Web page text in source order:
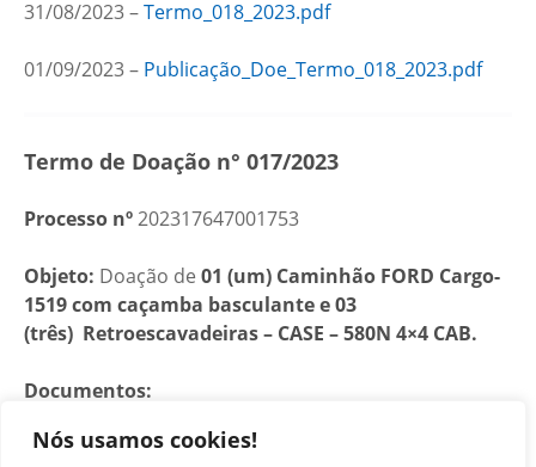
Nós usamos cookies!
31/08/2023 –Termo_018_2023.pdf
01/09/2023 – Publicação_Doe_Termo_018_2023.pdf
Termo de Doação n° 017/2023
Processo nº202317647001753
Objeto: Doação de 01 (um) Caminhão FORD Cargo-
1519 com caçamba basculante e 03
(três) Retroescavadeiras – CASE – 580N 4×4 CAB.
Documentos:
04/09/2023 –Termo_017_2023.pdf